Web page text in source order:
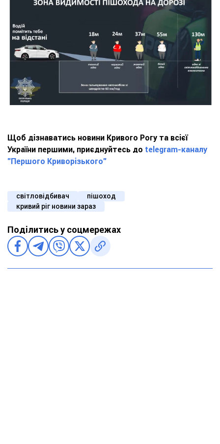
Щоб дізнаватись новини Кривого Рогу та всієї
України першими, приєднуйтесь до telegram-каналу
"Першого Криворізького"
світловідбивач
пішоход
кривий ріг новини зараз
Поділитись у соцмережах